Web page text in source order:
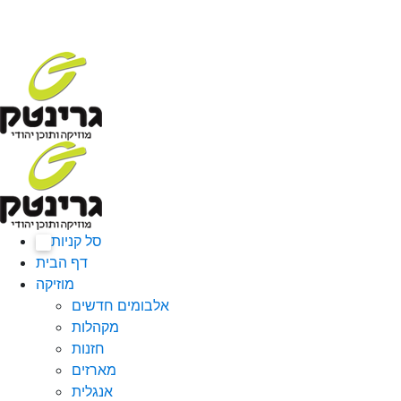
סל קניות
דף הבית
מוזיקה
אלבומים חדשים
מקהלות
חזנות
מארזים
אנגלית